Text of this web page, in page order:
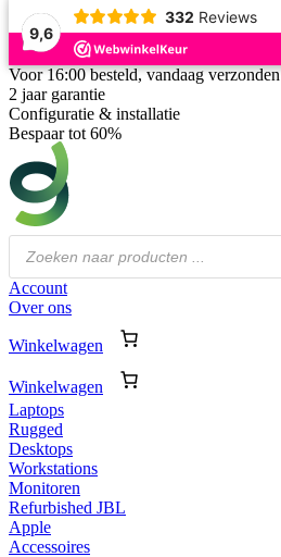
9,6
332 Reviews
Voor 16:00 besteld, vandaag verzonden
2 jaar garantie
Configuratie & installatie
Bespaar tot 60%
Producten
zoeken
Account
Over ons
Winkelwagen
Winkelwagen
Laptops
Rugged
Desktops
Workstations
Monitoren
Refurbished JBL
Apple
Accessoires